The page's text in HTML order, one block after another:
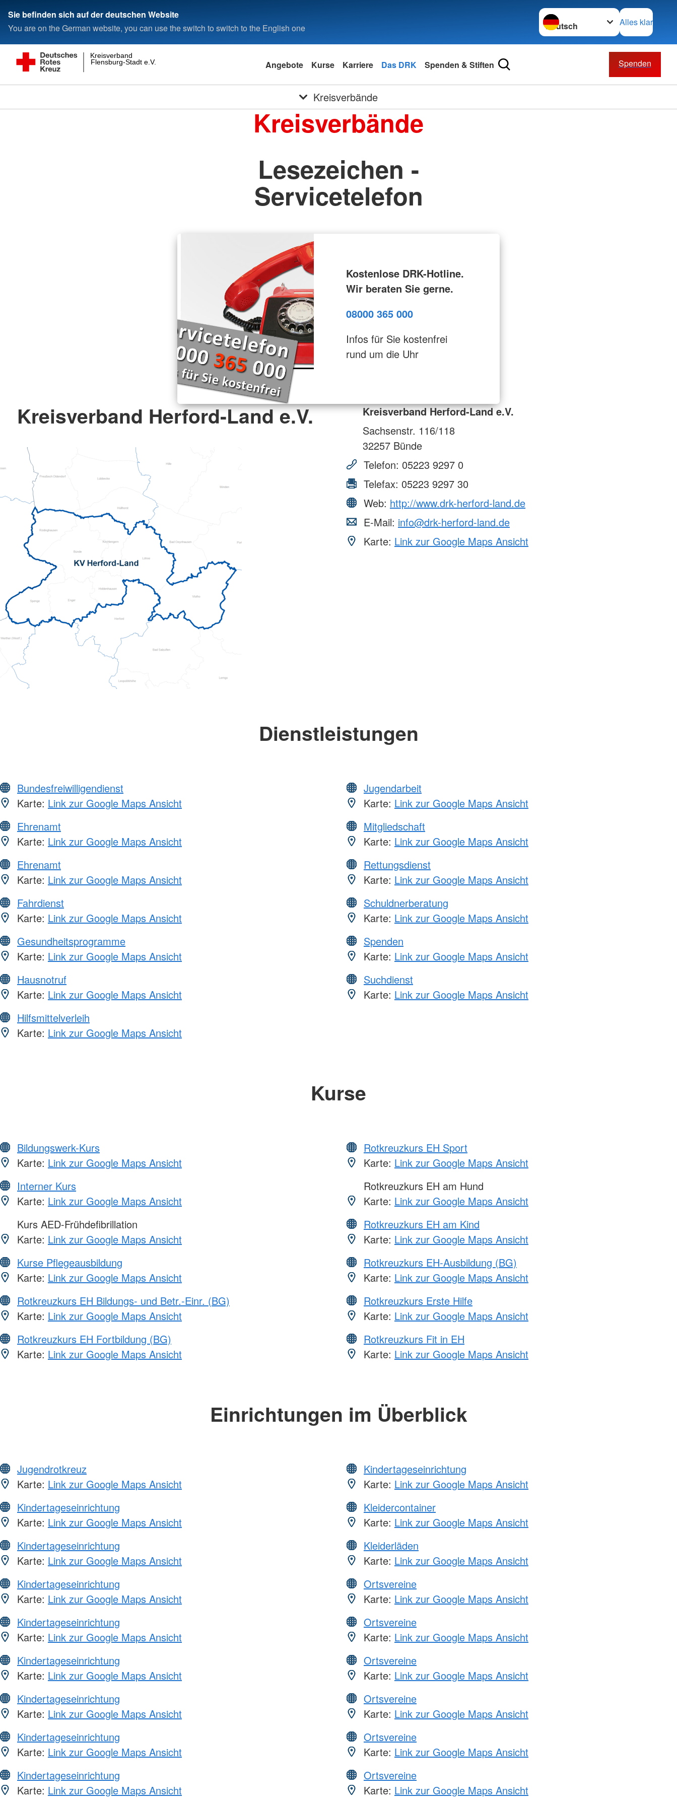
Sie befinden sich auf der deutschen Website
You are on the German website, you can use the switch to switch to the English one
Sprache wechseln zu
Alles klar
Flensburg-Stadt e.V.
Kreisverband
Angebote Kurse Karriere Das DRK Spenden & Stiften Spenden
Kreisverbände
Kreisverbände
Lesezeichen -
Servicetelefon
Kostenlose DRK-Hotline.
Wir beraten Sie gerne.
08000 365 000
Infos für Sie kostenfrei
rund um die Uhr
Kreisverband Herford-Land e.V.
Kreisverband Herford-Land e.V.
Sachsenstr. 116/118
32257 Bünde
Telefon: 05223 9297 0
Telefax: 05223 9297 30
Web: http://www.drk-herford-land.de
E-Mail: info@drk-herford-land.de
Karte: Link zur Google Maps Ansicht
Dienstleistungen
Bundesfreiwilligendienst
Karte: Link zur Google Maps Ansicht
Ehrenamt
Karte: Link zur Google Maps Ansicht
Ehrenamt
Karte: Link zur Google Maps Ansicht
Fahrdienst
Karte: Link zur Google Maps Ansicht
Gesundheitsprogramme
Karte: Link zur Google Maps Ansicht
Hausnotruf
Karte: Link zur Google Maps Ansicht
Hilfsmittelverleih
Karte: Link zur Google Maps Ansicht
Jugendarbeit
Karte: Link zur Google Maps Ansicht
Mitgliedschaft
Karte: Link zur Google Maps Ansicht
Rettungsdienst
Karte: Link zur Google Maps Ansicht
Schuldnerberatung
Karte: Link zur Google Maps Ansicht
Spenden
Karte: Link zur Google Maps Ansicht
Suchdienst
Karte: Link zur Google Maps Ansicht
Kurse
Bildungswerk-Kurs
Karte: Link zur Google Maps Ansicht
Interner Kurs
Karte: Link zur Google Maps Ansicht
Kurs AED-Frühdefibrillation
Karte: Link zur Google Maps Ansicht
Kurse Pflegeausbildung
Karte: Link zur Google Maps Ansicht
Rotkreuzkurs EH Bildungs- und Betr.-Einr. (BG)
Karte: Link zur Google Maps Ansicht
Rotkreuzkurs EH Fortbildung (BG)
Karte: Link zur Google Maps Ansicht
Rotkreuzkurs EH Sport
Karte: Link zur Google Maps Ansicht
Rotkreuzkurs EH am Hund
Karte: Link zur Google Maps Ansicht
Rotkreuzkurs EH am Kind
Karte: Link zur Google Maps Ansicht
Rotkreuzkurs EH-Ausbildung (BG)
Karte: Link zur Google Maps Ansicht
Rotkreuzkurs Erste Hilfe
Karte: Link zur Google Maps Ansicht
Rotkreuzkurs Fit in EH
Karte: Link zur Google Maps Ansicht
Einrichtungen im Überblick
Jugendrotkreuz
Karte: Link zur Google Maps Ansicht
Kindertageseinrichtung
Karte: Link zur Google Maps Ansicht
Kindertageseinrichtung
Karte: Link zur Google Maps Ansicht
Kindertageseinrichtung
Karte: Link zur Google Maps Ansicht
Kindertageseinrichtung
Karte: Link zur Google Maps Ansicht
Kindertageseinrichtung
Karte: Link zur Google Maps Ansicht
Kindertageseinrichtung
Karte: Link zur Google Maps Ansicht
Kindertageseinrichtung
Karte: Link zur Google Maps Ansicht
Kindertageseinrichtung
Karte: Link zur Google Maps Ansicht
Kindertageseinrichtung
Karte: Link zur Google Maps Ansicht
Kleidercontainer
Karte: Link zur Google Maps Ansicht
Kleiderläden
Karte: Link zur Google Maps Ansicht
Ortsvereine
Karte: Link zur Google Maps Ansicht
Ortsvereine
Karte: Link zur Google Maps Ansicht
Ortsvereine
Karte: Link zur Google Maps Ansicht
Ortsvereine
Karte: Link zur Google Maps Ansicht
Ortsvereine
Karte: Link zur Google Maps Ansicht
Ortsvereine
Karte: Link zur Google Maps Ansicht